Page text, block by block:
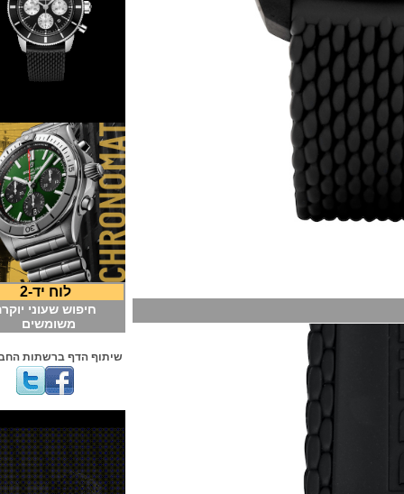
לוח יד-2
חיפוש שעוני יוקרה
משומשים
שיתוף הדף ברשתות החברתיות